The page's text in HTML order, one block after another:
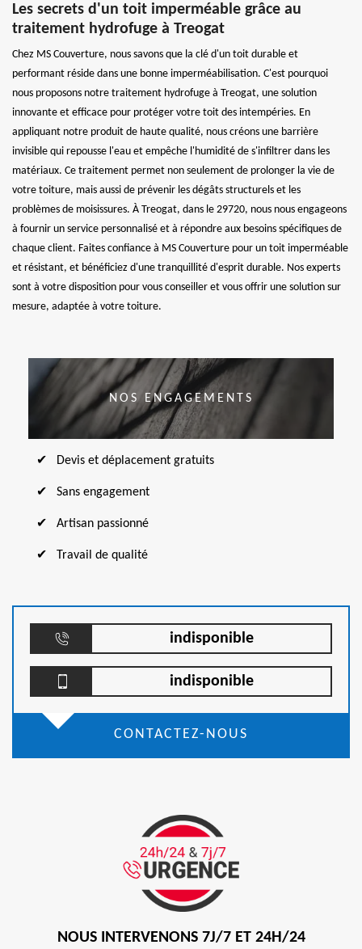
Les secrets d'un toit imperméable grâce au
traitement hydrofuge à Treogat
Chez MS Couverture, nous savons que la clé d'un toit durable et
performant réside dans une bonne imperméabilisation. C'est pourquoi
nous proposons notre traitement hydrofuge à Treogat, une solution
innovante et efficace pour protéger votre toit des intempéries. En
appliquant notre produit de haute qualité, nous créons une barrière
invisible qui repousse l'eau et empêche l'humidité de s'infiltrer dans les
matériaux. Ce traitement permet non seulement de prolonger la vie de
votre toiture, mais aussi de prévenir les dégâts structurels et les
problèmes de moisissures. À Treogat, dans le 29720, nous nous engageons
à fournir un service personnalisé et à répondre aux besoins spécifiques de
chaque client. Faites confiance à MS Couverture pour un toit imperméable
et résistant, et bénéficiez d'une tranquillité d'esprit durable. Nos experts
sont à votre disposition pour vous conseiller et vous offrir une solution sur
mesure, adaptée à votre toiture.
NOS ENGAGEMENTS
Devis et déplacement gratuits
Sans engagement
Artisan passionné
Travail de qualité
indisponible
indisponible
CONTACTEZ-NOUS
NOUS INTERVENONS 7J/7 ET 24H/24